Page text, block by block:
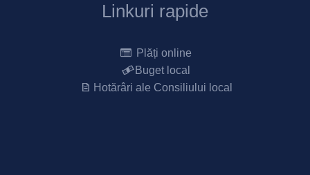
Linkuri rapide
Plăți online
Buget local
Hotărâri ale Consiliului local